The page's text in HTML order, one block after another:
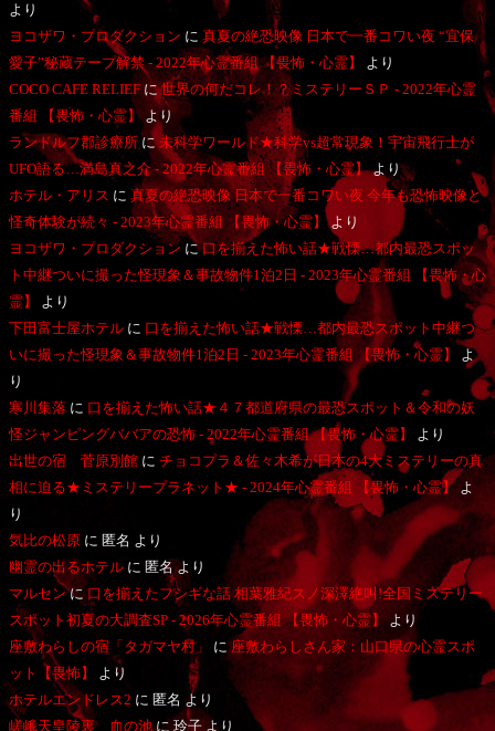
より
ヨコザワ・プロダクション に 真夏の絶恐映像 日本で一番コワい夜 “宜保
愛子”秘蔵テープ解禁 - 2022年心霊番組 【畏怖・心霊】
より
COCO CAFE RELIEF に世界の何だコレ！？ミステリーＳＰ - 2022年心霊
番組 【畏怖・心霊】 より
ランドルフ郡診療所 に未科学ワールド★科学vs超常現象！宇宙飛行士が
UFO語る…満島真之介 - 2022年心霊番組 【畏怖・心霊】より
ホテル・アリス に 真夏の絶恐映像 日本で一番コワい夜 今年も恐怖映像と
怪奇体験が続々 - 2023年心霊番組 【畏怖・心霊】より
ヨコザワ・プロダクション に口を揃えた怖い話★戦慄…都内最恐スポッ
ト中継ついに撮った怪現象＆事故物件1泊2日 - 2023年心霊番組 【畏怖・心
霊】
より
下田富士屋ホテル に 口を揃えた怖い話★戦慄…都内最恐スポット中継つ
いに撮った怪現象＆事故物件1泊2日 - 2023年心霊番組 【畏怖・心霊】
よ
り
寒川集落 に 口を揃えた怖い話★４７都道府県の最恐スポット＆令和の妖
怪ジャンピングババアの恐怖 - 2022年心霊番組 【畏怖・心霊】
より
出世の宿 菅原別館 に チョコプラ＆佐々木希が日本の4大ミステリーの真
相に迫る★ミステリープラネット★ - 2024年心霊番組 【畏怖・心霊】よ
り
気比の松原 に 匿名 より
幽霊の出るホテル に 匿名より
マルセンに 口を揃えたフシギな話 相葉雅紀スノ深澤絶叫!全国ミステリー
スポット初夏の大調査SP - 2026年心霊番組 【畏怖・心霊】
より
座敷わらしの宿「タガマヤ村」
に座敷わらしさん家：山口県の心霊スポ
ット【畏怖】
より
ホテルエンドレス2 に 匿名 より
嵯峨天皇陵裏 血の池に 玲子より